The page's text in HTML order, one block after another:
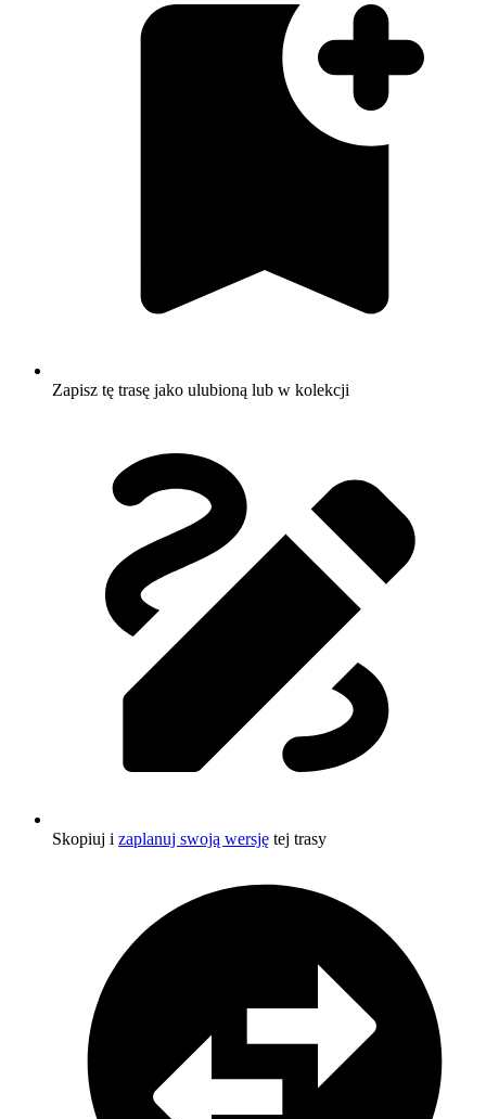
Zapisz tę trasę jako ulubioną lub w kolekcji
Skopiuj i zaplanuj swoją wersję tej trasy